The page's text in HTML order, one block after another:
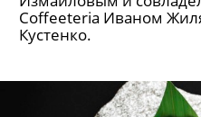
Coffeeteria Иваном
Кустенко.